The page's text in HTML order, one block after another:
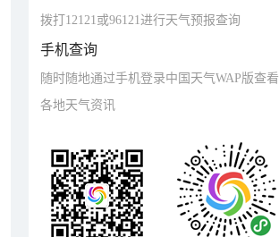
拨打12121或96121进行天气预报查询
手机查询
随时随地通过手机登录中国天气WAP版查看
各地天气资讯